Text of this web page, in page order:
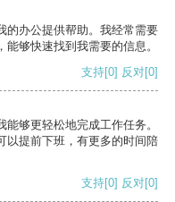
的办公提供帮助。我经常需要
够快速找到我需要的信息。
支持[0] 反对[0]
够更轻松地完成工作任务。
以提前下班，有更多的时间陪
支持[0] 反对[0]